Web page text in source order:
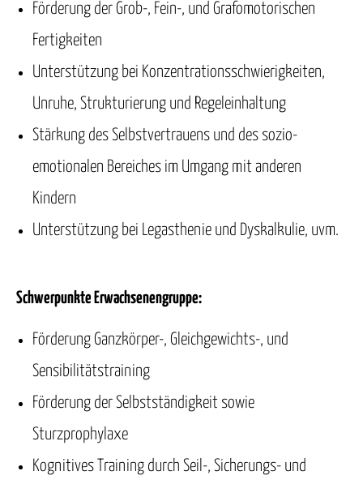
Förderung der Grob-, Fein-, und Grafomotorischen
Fertigkeiten
Unterstützung bei Konzentrationsschwierigkeiten,
Unruhe, Strukturierung und Regeleinhaltung
Stärkung des Selbstvertrauens und des sozio-
emotionalen Bereiches im Umgang mit anderen
Kindern
Unterstützung bei Legasthenie und Dyskalkulie, uvm.
Schwerpunkte Erwachsenengruppe:
Förderung Ganzkörper-, Gleichgewichts-, und
Sensibilitätstraining
Förderung der Selbstständigkeit sowie
Sturzprophylaxe
Kognitives Training durch Seil-, Sicherungs- und